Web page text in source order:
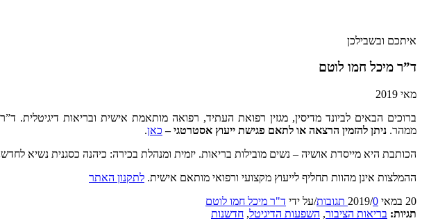
איתכם ובשבילכן
ד”ר מיכל חמו לוטם
מאי 2019
ברוכים הבאים לביונד מדיסין, מגזין רפואת העתיד, רפואה מותאמת אישית ובריאות דיגיטלית.
ממהר. ניתן להזמין הרצאה או לתאם פגישת ייעוץ אסטרטגי – כאן.
הכותבת היא מייסדת אושיה – נשים מובילות בריאות. יזמית ומנהלת בכירה: כיהנה כסגנית נשיא
ההמלצות אינן מהוות תחליף לייעוץ מקצועי ורפואי מותאם אישית. לתקנון האתר
20 במאי 2019
/0 תגובות /על ידי ד"ר מיכל חמו לוטם
תגיות: בריאות הציבור, השפעות הדיגיטל, חדשנות